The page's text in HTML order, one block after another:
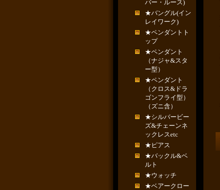
バー・ルース)
★バングル(イン
レイワーク)
★ペンダントト
ップ
★ペンダント
（ナジャ&スタ
ー型）
★ペンダント
（クロス&ドラ
ゴンフライ型）
（ズニ含）
★シルバービー
ズ&チェーンネ
ックレスetc
★ピアス
★バックル&ベ
ルト
★ウォッチ
★ベアークロー